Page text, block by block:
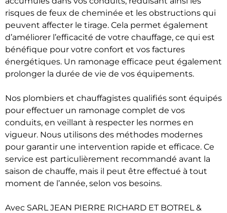
risques de feux de cheminée et les obstructions qui
peuvent affecter le tirage. Cela permet également
d’améliorer l’efficacité de votre chauffage, ce qui est
bénéfique pour votre confort et vos factures
énergétiques. Un ramonage efficace peut également
prolonger la durée de vie de vos équipements.
Nos plombiers et chauffagistes qualifiés sont équipés
pour effectuer un ramonage complet de vos
conduits, en veillant à respecter les normes en
vigueur. Nous utilisons des méthodes modernes
pour garantir une intervention rapide et efficace. Ce
service est particulièrement recommandé avant la
saison de chauffe, mais il peut être effectué à tout
moment de l’année, selon vos besoins.
Avec SARL JEAN PIERRE RICHARD ET BOTREL &